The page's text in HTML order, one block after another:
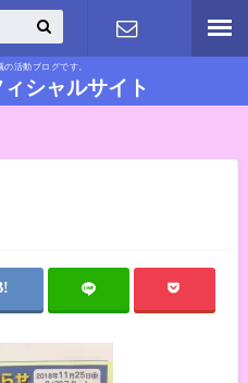
活動ブログです。
シャルサイト
お問い合わ